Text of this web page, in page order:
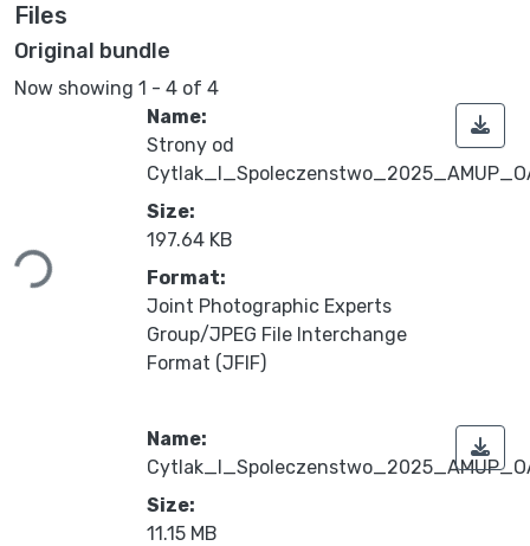
Files
Original bundle
Now showing 1 - 4 of 4
Loading...
Name:
Strony od
Size:
197.64 KB
Format:
Joint Photographic Experts
Group/JPEG File Interchange
Format (JFIF)
Name:
Size:
11.15 MB